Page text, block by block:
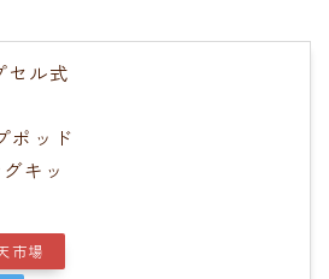
セル式
ポッド
キッ
市場